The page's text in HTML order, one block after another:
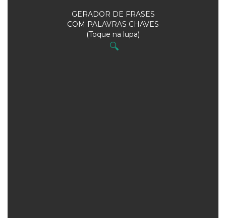
GERADOR DE FRASES
COM PALAVRAS CHAVES
(Toque na lupa)
🔍